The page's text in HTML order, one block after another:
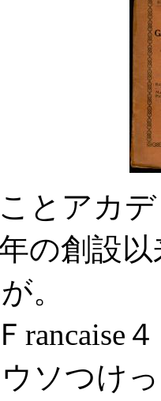
とアカ
の創設
。
rancaise
ソつけ